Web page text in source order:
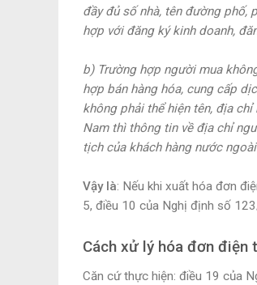
đầy đủ số nhà, tên đường phố,
hợp với đăng ký kinh doanh,
b) Trường hợp người mua
hợp bán hàng hóa, cung cấp
không phải thể hiện tên, địa
Nam thì thông tin về địa chỉ
tịch của khách hàng nước
Vậy là: Nếu khi xuất hóa đơn
5, điều 10 của Nghị định số
Cách xử lý hóa đơn điện
Căn cứ thực hiện: điều 19 của